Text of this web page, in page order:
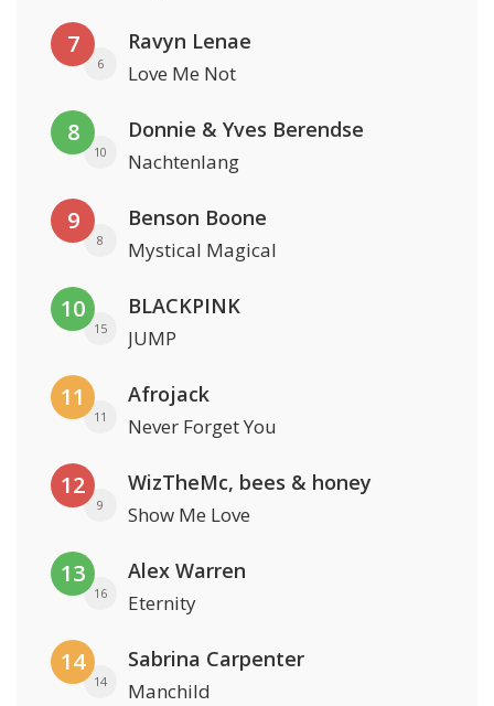
7
6
Ravyn Lenae
Love Me Not
8
10
Donnie & Yves Berendse
Nachtenlang
9
8
Benson Boone
Mystical Magical
10
15
BLACKPINK
JUMP
11
11
Afrojack
Never Forget You
12
9
WizTheMc, bees & honey
Show Me Love
13
16
Alex Warren
Eternity
14
14
Sabrina Carpenter
Manchild